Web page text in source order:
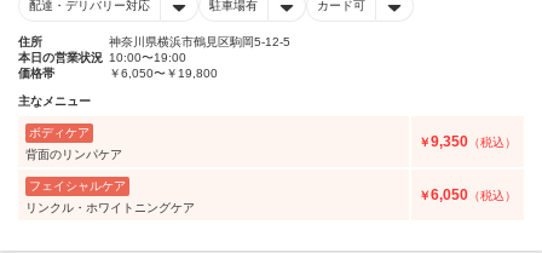
配達・デリバリー対応 駐車場有 カード可
住所
神奈川県横浜市鶴見区駒岡5-12-5
本日の営業状況 10:00〜19:00
価格帯
￥6,050〜￥19,800
主なメニュー
ボディケア
背面のリンパケア
￥9,350 （税込）
フェイシャルケア
リンクル・ホワイトニングケア
￥6,050 （税込）